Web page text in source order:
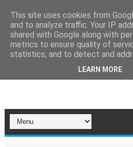
This site uses cookies from
and to analyze traffic. Your IP
shared with Google along with
metrics to ensure quality of
statistics, and to detect and
LEARN MORE